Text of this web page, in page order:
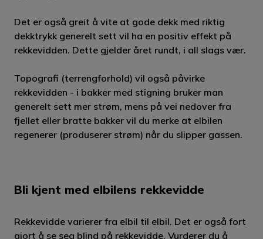
Det er også greit å vite at gode dekk med riktig
dekktrykk generelt sett vil ha en positiv effekt på
rekkevidden. Dette gjelder året rundt, i all slags vær.
Topografi (terrengforhold) vil også påvirke
rekkevidden - i bakker med stigning bruker man
generelt sett mer strøm, mens på vei nedover fra
fjellet eller bratte bakker vil du merke at elbilen
regenerer (produserer strøm) når du slipper gassen.
Bli kjent med elbilens rekkevidde
Rekkevidde varierer fra elbil til elbil. Det er også fort
gjort å se seg blind på rekkevidde. Vurderer du å